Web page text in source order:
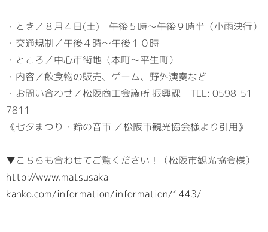
・とき／８月４日(土) 午後５時～午後９時半（小雨決行）
・交通規制／午後４時～午後１０時
・ところ／中心市街地（本町～平生町）
・内容／飲食物の販売、ゲーム、野外演奏など
・お問い合わせ／松阪商工会議所 振興課 TEL: 0598-51-
7811
《七夕まつり・鈴の音市 ／松阪市観光協会様より引用》
▼こちらも合わせてご覧ください！（松阪市観光協会様）
http://www.matsusaka-
kanko.com/information/information/1443/